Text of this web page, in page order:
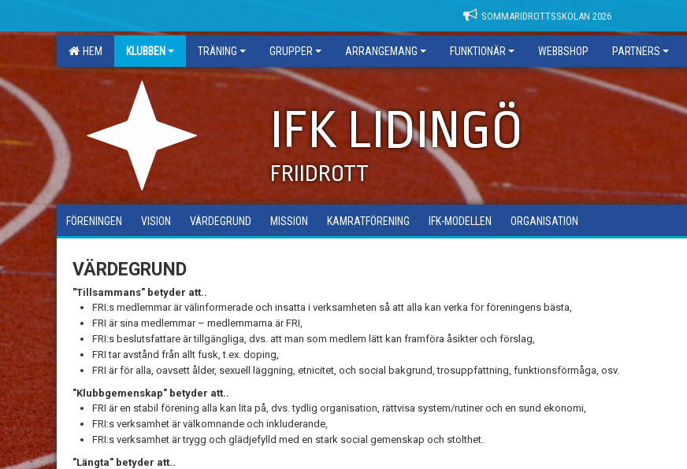
SOMMARIDROTTSSKOLAN 2026
HEM KLUBBEN TRÄNING GRUPPER ARRANGEMANG FUNKTIONÄR WEBBSHOP PARTNERS
IFK LIDINGÖ
FRIIDROTT
FÖRENINGEN VISION VÄRDEGRUND MISSION KAMRATFÖRENING IFK-MODELLEN ORGANISATION
VÄRDEGRUND
"Tillsammans" betyder att..
FRI:s medlemmar är välinformerade och insatta i verksamheten så att alla kan verka för föreningens bästa,
FRI är sina medlemmar – medlemmarna är FRI,
FRI:s beslutsfattare är tillgängliga, dvs. att man som medlem lätt kan framföra åsikter och förslag,
FRI tar avstånd från allt fusk, t.ex. doping,
FRI är för alla, oavsett ålder, sexuell läggning, etnicitet, och social bakgrund, trosuppfattning, funktionsförmåga, osv.
"Klubbgemenskap" betyder att..
FRI är en stabil förening alla kan lita på, dvs. tydlig organisation, rättvisa system/rutiner och en sund ekonomi,
FRI:s verksamhet är välkomnande och inkluderande,
FRI:s verksamhet är trygg och glädjefylld med en stark social gemenskap och stolthet.
"Längta" betyder att..